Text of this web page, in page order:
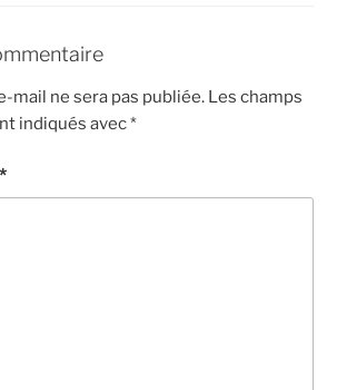
mail ne sera pas publiée. Les champs
indiqués avec*
*